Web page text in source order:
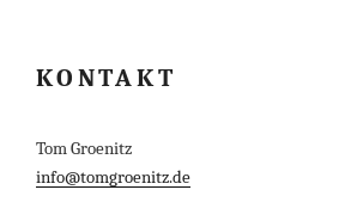
KONTAKT
Tom Groenitz
info@tomgroenitz.de